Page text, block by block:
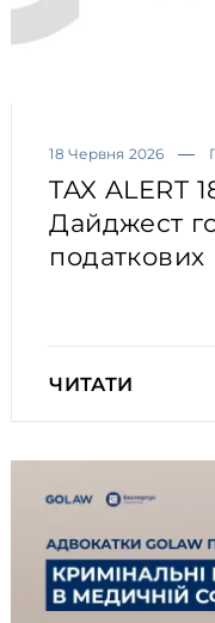
18 Червня 2026
TAX ALERT
Дайджест
податкових
ЧИТАТИ